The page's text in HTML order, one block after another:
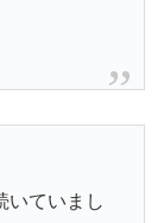
いていまし